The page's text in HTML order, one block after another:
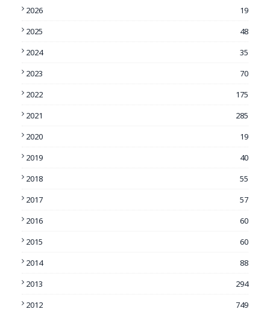
2026
19
2025
48
2024
35
2023
70
2022
175
2021
285
2020
19
2019
40
2018
55
2017
57
2016
60
2015
60
2014
88
2013
294
2012
749